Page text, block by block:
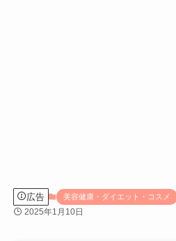
広告 美容健康・ダイエット・コスメ
2025年1月10日